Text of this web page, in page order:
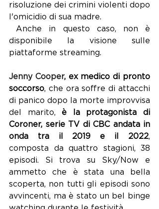
risoluzione dei crimini violenti dopo
l'omicidio di sua madre.
Anche in questo caso, non è
disponibile la visione sulle
piattaforme streaming.
Jenny Cooper, ex medico di pronto
soccorso, che ora soffre di attacchi
di panico dopo la morte improvvisa
del marito, è la protagonista di
Coroner, serie TV di CBC andata in
onda tra il 2019 e il 2022,
composta da quattro stagioni, 38
episodi. Si trova su Sky/Now e
ammetto che è stata una bella
scoperta, non tutti gli episodi sono
avvincenti, ma è stato un bel binge